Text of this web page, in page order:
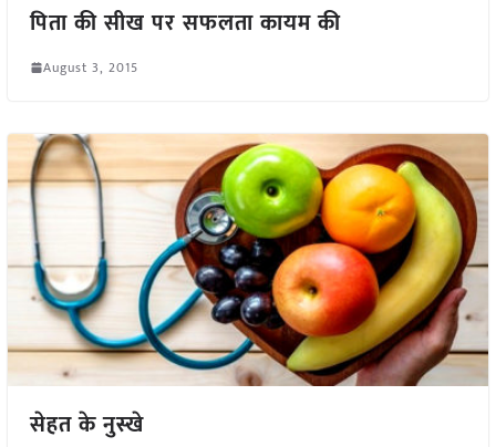
पिता की सीख पर सफलता कायम की
August 3, 2015
सेहत के नुस्खे